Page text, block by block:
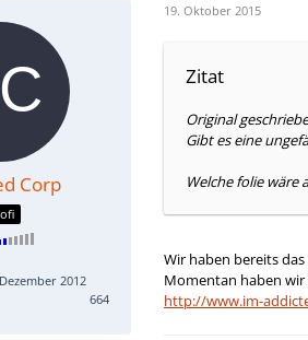
Corp
2012
664
19. Oktober 2015
Zitat
Original
Gibt es eine
Welche folie wäre
Wir haben bereits
Momentan haben wir
http://www.im-